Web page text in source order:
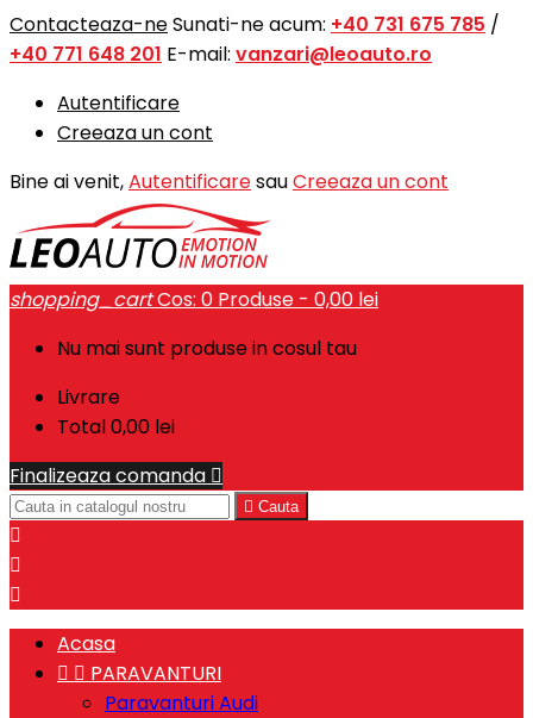
Contacteaza-neSunati-ne acum: +40 731 675 785 /
+40 771 648 201 E-mail: vanzari@leoauto.ro
Autentificare
Creeaza un cont
Bine ai venit,AutentificaresauCreeaza un cont
shopping_cartCos: 0 Produse - 0,00 lei
Nu mai sunt produse in cosul tau
Livrare
Total0,00 lei
Finalizeaza comanda 
 Cauta



Acasa
  PARAVANTURI
Paravanturi Audi